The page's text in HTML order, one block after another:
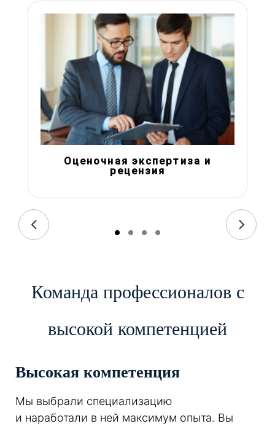
Оценочная экспертиза и
рецензия
Команда профессионалов с
высокой компетенцией
Высокая компетенция
Мы выбрали специализацию
и наработали в ней максимум опыта. Вы